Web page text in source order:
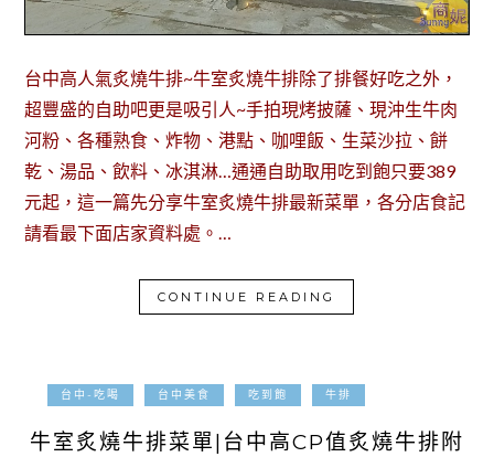
台中高人氣炙燒牛排~牛室炙燒牛排除了排餐好吃之外，
超豐盛的自助吧更是吸引人~手拍現烤披薩、現沖生牛肉
河粉、各種熟食、炸物、港點、咖哩飯、生菜沙拉、餅
乾、湯品、飲料、冰淇淋…通通自助取用吃到飽只要389
元起，這一篇先分享牛室炙燒牛排最新菜單，各分店食記
請看最下面店家資料處。…
CONTINUE READING
台中-吃喝 台中美食 吃到飽 牛排
牛室炙燒牛排菜單|台中高CP值炙燒牛排附